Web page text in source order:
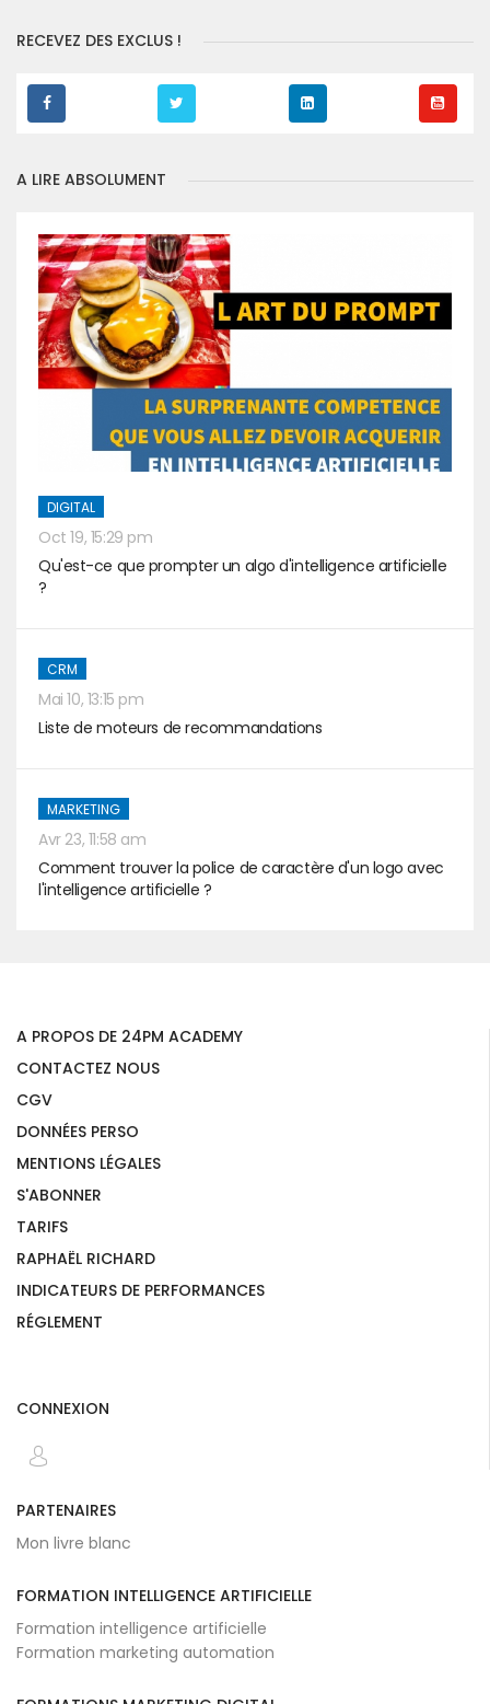
RECEVEZ DES EXCLUS !
A LIRE ABSOLUMENT
DIGITAL
Oct 19, 15:29 pm
Qu'est-ce que prompter un algo d'intelligence artificielle
?
CRM
Mai 10, 13:15 pm
Liste de moteurs de recommandations
MARKETING
Avr 23, 11:58 am
Comment trouver la police de caractère d'un logo avec
l'intelligence artificielle ?
A PROPOS DE 24PM ACADEMY
CONTACTEZ NOUS
CGV
DONNÉES PERSO
MENTIONS LÉGALES
S'ABONNER
TARIFS
RAPHAËL RICHARD
INDICATEURS DE PERFORMANCES
RÉGLEMENT
CONNEXION
PARTENAIRES
Mon livre blanc
FORMATION INTELLIGENCE ARTIFICIELLE
Formation intelligence artificielle
Formation marketing automation